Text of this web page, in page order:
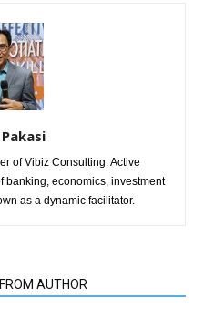
of Vibiz Consulting. Active
banking, economics, investment
as a dynamic facilitator.
AUTHOR